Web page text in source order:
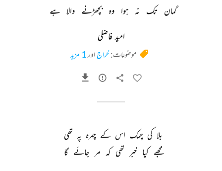
گمان تک نہ ہوا وہ بچھڑنے والا ہے
امید فاضلی
موضوعات:خراج اور1 مزید
بلا کی چمک اس کے چہرہ پہ تھی
مجھے کیا خبر تھی کہ مر جائے گا